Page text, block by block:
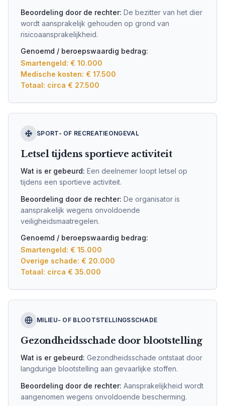
Beoordeling door de rechter: De bezitter van het dier
wordt aansprakelijk gehouden op grond van
risicoaansprakelijkheid.
Genoemd / beroepswaardig bedrag:
Smartengeld: € 10.000
Medische kosten: € 17.500
Totaal: circa € 27.500
SPORT- OF RECREATIEONGEVAL
Letsel tijdens sportieve activiteit
Wat is er gebeurd: Een deelnemer loopt letsel op
tijdens een sportieve activiteit.
Beoordeling door de rechter: De organisator is
aansprakelijk wegens onvoldoende
veiligheidsmaatregelen.
Genoemd / beroepswaardig bedrag:
Smartengeld: € 15.000
Overige schade: € 20.000
Totaal: circa € 35.000
MILIEU- OF BLOOTSTELLINGSSCHADE
Gezondheidsschade door blootstelling
Wat is er gebeurd: Gezondheidsschade ontstaat door
langdurige blootstelling aan gevaarlijke stoffen.
Beoordeling door de rechter: Aansprakelijkheid wordt
aangenomen wegens onvoldoende bescherming.